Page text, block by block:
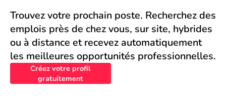
Trouvez votre prochain poste. Recherchez des
emplois près de chez vous, sur site, hybrides
ou à distance et recevez automatiquement
les meilleures opportunités professionnelles.
Créez votre profil
gratuitement